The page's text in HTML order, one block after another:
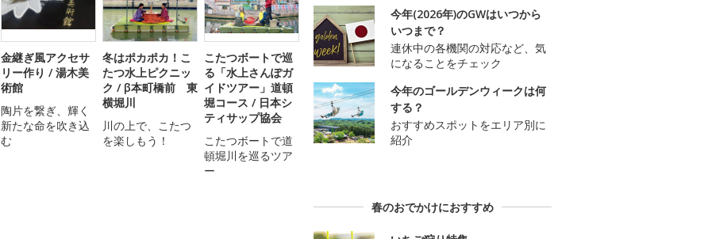
金継ぎ風アクセサ
リー作り / 湯木美
術館
陶片を繋ぎ、輝く
新たな命を吹き込
む
冬はポカポカ！こ
たつ水上ピクニッ
ク / β本町橋前 東
横堀川
川の上で、こたつ
を楽しもう！
こたつボートで巡
る「水上さんぽガ
イドツアー」道頓
堀コース / 日本シ
ティサップ協会
こたつボートで道
頓堀川を巡るツア
ー
今年(2026年)のGWはいつから
いつまで？
連休中の各機関の対応など、気
になることをチェック
今年のゴールデンウィークは何
する？
おすすめスポットをエリア別に
紹介
春のおでかけにおすすめ